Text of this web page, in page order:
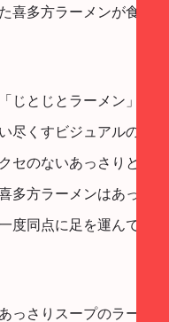
喜多方ラーメンが食べ
じとじとラーメン」が
尽くすビジュアルの割
セのないあっさりとし
多方ラーメンはあっさ
度同点に足を運んでみ
っさりスープのラーメ